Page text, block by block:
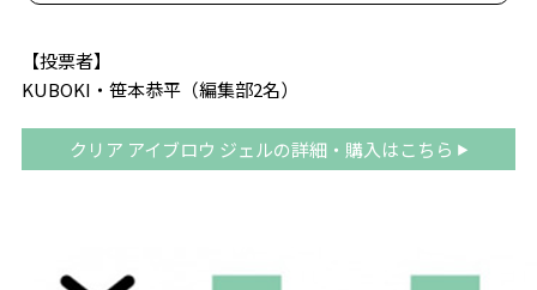
【投票者】
KUBOKI・笹本恭平（編集部2名）
クリア アイブロウ ジェルの詳細・購入はこちら